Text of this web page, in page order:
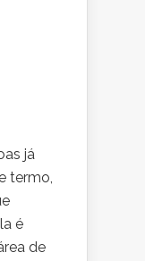
já
termo,
é
de